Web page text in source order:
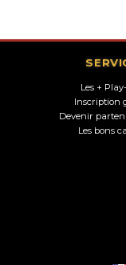
Les +
Inscription
Devenir
Les bons